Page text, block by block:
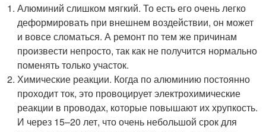
Алюминий слишком мягкий. То есть его очень легко
деформировать при внешнем воздействии, он может
и вовсе сломаться. А ремонт по тем же причинам
произвести непросто, так как не получится нормально
поменять только участок.
Химические реакции. Когда по алюминию постоянно
проходит ток, это провоцирует электрохимические
реакции в проводах, которые повышают их хрупкость.
И через 15–20 лет, что очень небольшой срок для